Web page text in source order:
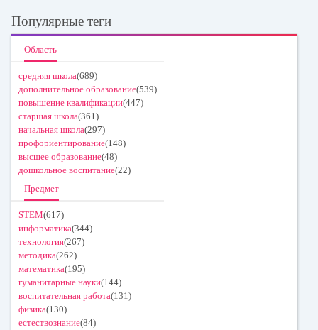
Популярные теги
Область
средняя школа(689)
дополнительное образование(539)
повышение квалификации(447)
старшая школа(361)
начальная школа(297)
профориентирование(148)
высшее образование(48)
дошкольное воспитание(22)
Предмет
STEM(617)
информатика(344)
технология(267)
методика(262)
математика(195)
гуманитарные науки(144)
воспитательная работа(131)
физика(130)
естествознание(84)